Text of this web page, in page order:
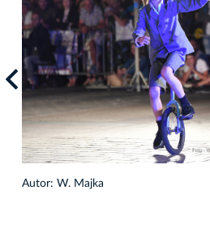
Autor: W. Majka